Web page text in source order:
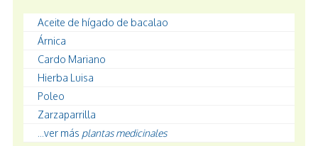
Aceite de hígado de bacalao
Árnica
Cardo Mariano
Hierba Luisa
Poleo
Zarzaparrilla
...ver más plantas medicinales